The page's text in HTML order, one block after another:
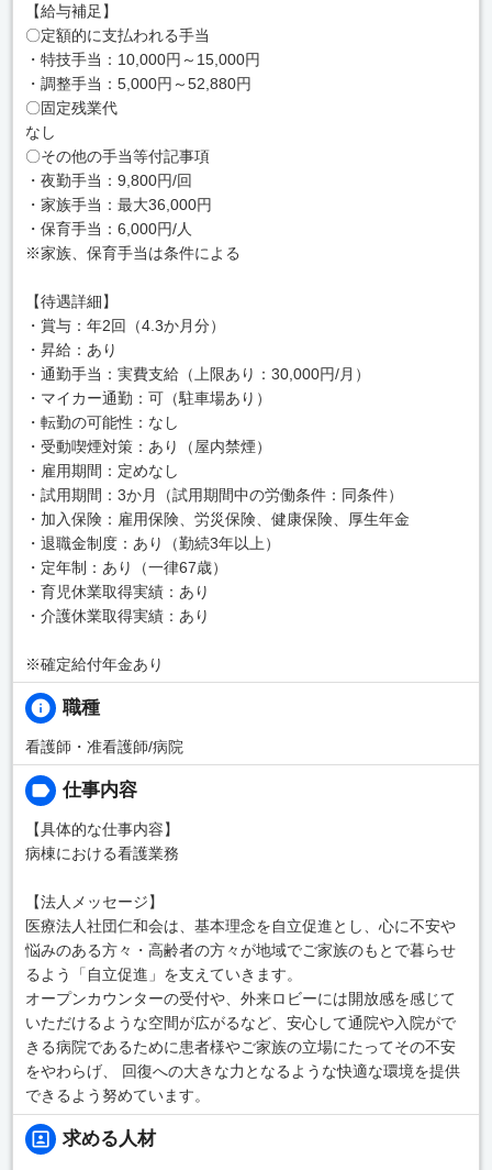
【給与補足】
〇定額的に支払われる手当
・特技手当：10,000円～15,000円
・調整手当：5,000円～52,880円
〇固定残業代
なし
〇その他の手当等付記事項
・夜勤手当：9,800円/回
・家族手当：最大36,000円
・保育手当：6,000円/人
※家族、保育手当は条件による
【待遇詳細】
・賞与：年2回（4.3か月分）
・昇給：あり
・通勤手当：実費支給（上限あり：30,000円/月）
・マイカー通勤：可（駐車場あり）
・転勤の可能性：なし
・受動喫煙対策：あり（屋内禁煙）
・雇用期間：定めなし
・試用期間：3か月（試用期間中の労働条件：同条件）
・加入保険：雇用保険、労災保険、健康保険、厚生年金
・退職金制度：あり（勤続3年以上）
・定年制：あり（一律67歳）
・育児休業取得実績：あり
・介護休業取得実績：あり
※確定給付年金あり
職種
看護師・准看護師/病院
仕事内容
【具体的な仕事内容】
病棟における看護業務
【法人メッセージ】
医療法人社団仁和会は、基本理念を自立促進とし、心に不安や
悩みのある方々・高齢者の方々が地域でご家族のもとで暮らせ
るよう「自立促進」を支えていきます。
オープンカウンターの受付や、外来ロビーには開放感を感じて
いただけるような空間が広がるなど、安心して通院や入院がで
きる病院であるために患者様やご家族の立場にたってその不安
をやわらげ、 回復への大きな力となるような快適な環境を提供
できるよう努めています。
求める人材